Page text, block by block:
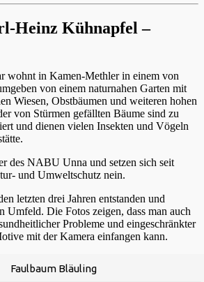
Heinz Kühnapfel –
wohnt in Kamen-Methler in einem von
von einem naturnahen Garten mit
Wiesen, Obstbäumen und weiteren hohen
von Stürmen gefällten Bäume sind zu
und dienen vielen Insekten und Vögeln
des NABU Unna und setzen sich seit
und Umweltschutz nein.
letzten drei Jahren entstanden und
Umfeld. Die Fotos zeigen, dass man auch
Probleme und eingeschränkter
mit der Kamera einfangen kann.
Faulbaum Bläuling